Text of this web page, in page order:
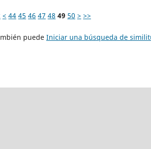
< 44 45 46 47 48 49 50 > >>
puede Iniciar una búsqueda de